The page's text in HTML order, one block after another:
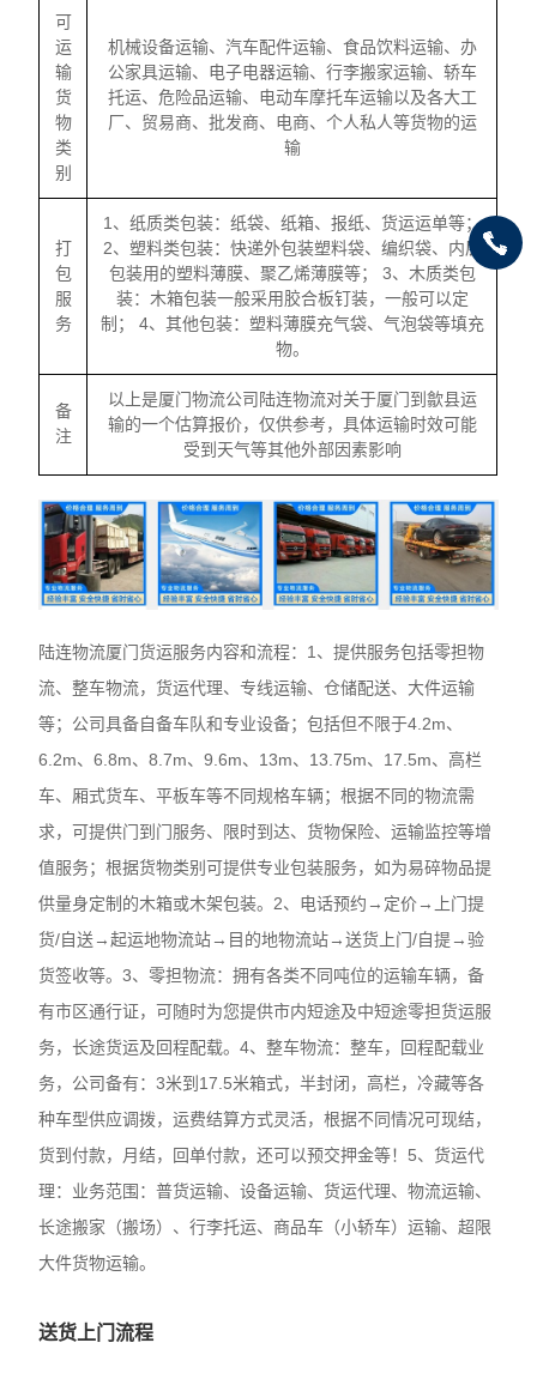
可
运
输
货
物
类
别
机械设备运输、汽车配件运输、食品饮料运输、办
公家具运输、电子电器运输、行李搬家运输、轿车
托运、危险品运输、电动车摩托车运输以及各大工
厂、贸易商、批发商、电商、个人私人等货物的运
输
打
包
服
务
1、纸质类包装：纸袋、纸箱、报纸、货运运单等；
2、塑料类包装：快递外包装塑料袋、编织袋、内层
包装用的塑料薄膜、聚乙烯薄膜等； 3、木质类包
装：木箱包装一般采用胶合板钉装，一般可以定
制； 4、其他包装：塑料薄膜充气袋、气泡袋等填充
物。
备
注
以上是厦门物流公司陆连物流对关于厦门到歙县运
输的一个估算报价，仅供参考，具体运输时效可能
受到天气等其他外部因素影响
陆连物流‌厦门货运服务内容和流程：1、提供服务包括零担物
流、整车物流，货运代理、专线运输、仓储配送、大件运输
等；公司具备自备车队和专业设备；包括但不限于4.2m、
6.2m、6.8m、8.7m、9.6m、13m、13.75m、17.5m、高栏
车、厢式货车、平板车等不同规格车辆；根据不同的物流需
求，可提供门到门服务、限时到达、货物保险、运输监控等增
值服务；根据货物类别可提供专业包装服务，如为易碎物品提
供量身定制的木箱或木架包装。2、电话预约→定价→上门提
货/自送→起运地物流站→目的地物流站→送货上门/自提→验
货签收等。3、零担物流：拥有各类不同吨位的运输车辆，备
有市区通行证，可随时为您提供市内短途及中短途零担货运服
务，长途货运及回程配载。4、整车物流：整车，回程配载业
务，公司备有：3米到17.5米箱式，半封闭，高栏，冷藏等各
种车型供应调拨，运费结算方式灵活，根据不同情况可现结，
货到付款，月结，回单付款，还可以预交押金等！5、货运代
理：业务范围：普货运输、设备运输、货运代理、物流运输、
长途搬家（搬场）、行李托运、商品车（小轿车）运输、超限
大件货物运输。
送货上门流程